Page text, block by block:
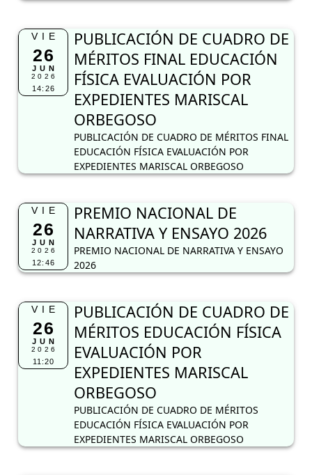
VIE
26
JUN
2026
14:26
PUBLICACIÓN DE CUADRO DE
MÉRITOS FINAL EDUCACIÓN
FÍSICA EVALUACIÓN POR
EXPEDIENTES MARISCAL
ORBEGOSO
PUBLICACIÓN DE CUADRO DE MÉRITOS FINAL
EDUCACIÓN FÍSICA EVALUACIÓN POR
EXPEDIENTES MARISCAL ORBEGOSO
VIE
26
JUN
2026
12:46
PREMIO NACIONAL DE
NARRATIVA Y ENSAYO 2026
PREMIO NACIONAL DE NARRATIVA Y ENSAYO
2026
VIE
26
JUN
2026
11:20
PUBLICACIÓN DE CUADRO DE
MÉRITOS EDUCACIÓN FÍSICA
EVALUACIÓN POR
EXPEDIENTES MARISCAL
ORBEGOSO
PUBLICACIÓN DE CUADRO DE MÉRITOS
EDUCACIÓN FÍSICA EVALUACIÓN POR
EXPEDIENTES MARISCAL ORBEGOSO